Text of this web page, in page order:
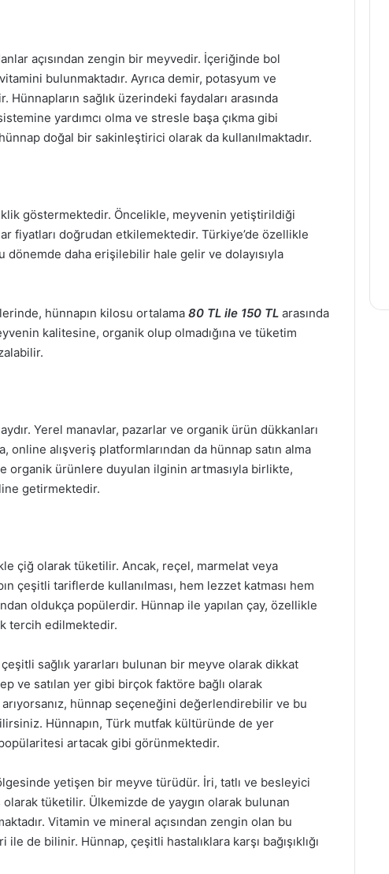
açısından zengin bir meyvedir. İçeriğinde bol
bulunmaktadır. Ayrıca demir, potasyum ve
sağlık üzerindeki faydaları arasında
yardımcı olma ve stresle başa çıkma gibi
doğal bir sakinleştirici olarak da kullanılmaktadır.
göstermektedir. Öncelikle, meyvenin yetiştirildiği
fiyatları doğrudan etkilemektedir. Türkiye’de özellikle
dönemde daha erişilebilir hale gelir ve dolayısıyla
hünnapın kilosu ortalama 80 TL ile 150 TL arasında
kalitesine, organik olup olmadığına ve tüketim
Yerel manavlar, pazarlar ve organik ürün dükkanları
online alışveriş platformlarından da hünnap satın alma
organik ürünlere duyulan ilginin artmasıyla birlikte,
getirmektedir.
çiğ olarak tüketilir. Ancak, reçel, marmelat veya
çeşitli tariflerde kullanılması, hem lezzet katması hem
oldukça popülerdir. Hünnap ile yapılan çay, özellikle
tercih edilmektedir.
sağlık yararları bulunan bir meyve olarak dikkat
ve satılan yer gibi birçok faktöre bağlı olarak
arıyorsanız, hünnap seçeneğini değerlendirebilir ve bu
Hünnapın, Türk mutfak kültüründe de yer
artacak gibi görünmektedir.
yetişen bir meyve türüdür. İri, tatlı ve besleyici
tüketilir. Ülkemizde de yaygın olarak bulunan
Vitamin ve mineral açısından zengin olan bu
de bilinir. Hünnap, çeşitli hastalıklara karşı bağışıklığı